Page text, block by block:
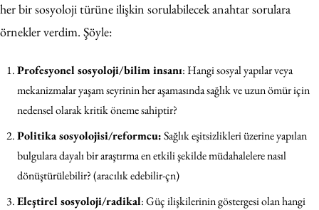
her bir sosyoloji türüne ilişkin sorulabilecek anahtar sorulara
örnekler verdim. Şöyle:
Profesyonel sosyoloji/bilim insanı: Hangi sosyal yapılar veya
mekanizmalar yaşam seyrinin her aşamasında sağlık ve uzun ömür için
nedensel olarak kritik öneme sahiptir?
Politika sosyolojisi/reformcu:Sağlık eşitsizlikleri üzerine yapılan
bulgulara dayalı bir araştırma en etkili şekilde müdahalelere nasıl
dönüştürülebilir? (aracılık edebilir-çn)
Eleştirel sosyoloji/radikal: Güç ilişkilerinin göstergesi olan hangi